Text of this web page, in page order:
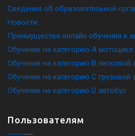
Сведения об образовательной
Новости
Преимущества онлайн обучения в
Обучение на категорию A мотоцикл
Обучение на категорию B легковой
Обучение на категорию C грузовой
Обучение на категорию D автобус
Пользователям